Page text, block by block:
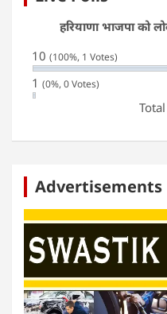
हरियाणा भाजपा को
10 (100%, 1 Votes)
1 (0%, 0 Votes)
Advertisements